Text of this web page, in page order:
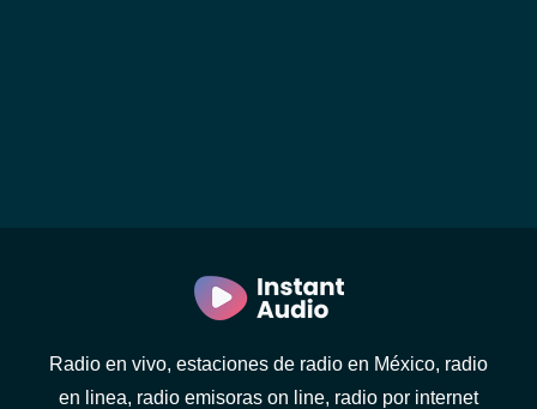
Radio en vivo, estaciones de radio en México, radio
en linea, radio emisoras on line, radio por internet